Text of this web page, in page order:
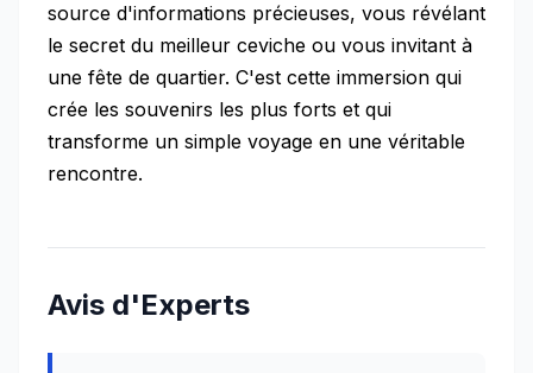
source d'informations précieuses, vous révélant
le secret du meilleur ceviche ou vous invitant à
une fête de quartier. C'est cette immersion qui
crée les souvenirs les plus forts et qui
transforme un simple voyage en une véritable
rencontre.
Avis d'Experts